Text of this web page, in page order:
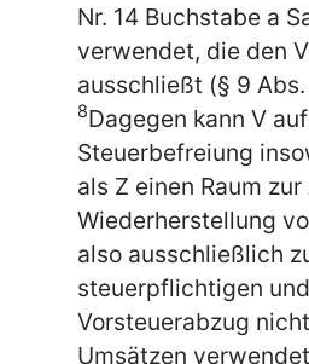
Nr. 14 Buchstabe a
verwendet, die den
ausschließt (§ 9 Abs.
8Dagegen kann V
Steuerbefreiung
als Z einen Raum
Wiederherstellung
also ausschließlich
steuerpflichtigen
Vorsteuerabzug
Umsätzen